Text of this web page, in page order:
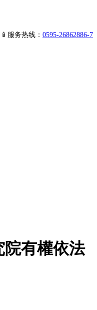
📱服务热线： 0595-26862886-7
有權依法